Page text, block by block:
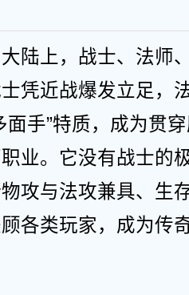
陆上，战士、法师
凭近战爆发立足，
面手”特质，成为贯
业。它没有战士的
攻与法攻兼具、生
各类玩家，成为传